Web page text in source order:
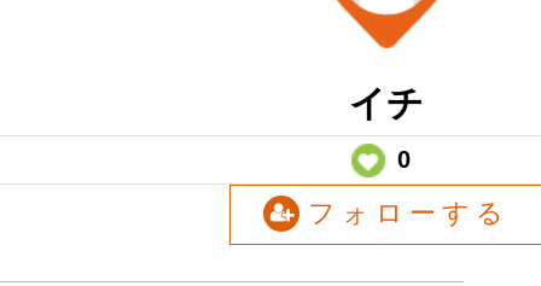
イチ
0
フォローする